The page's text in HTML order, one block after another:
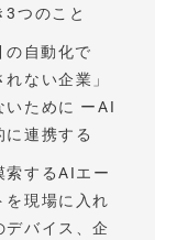
3つのこと
の自動化で
れない企業」
いために ーAI
に連携する
索するAIエー
を現場に入れ
デバイス、企